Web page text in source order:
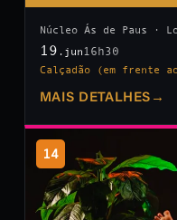
Núcleo Ás de Paus ·
19 .jun 16h30
Calçadão (em frente
MAIS DETALHES →
14